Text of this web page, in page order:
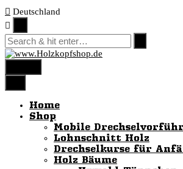
Skip
content
Deutschland
Home
Shop
Mobile
Lohnschnitt Holz
Drechselkurse für
Holz Bäume